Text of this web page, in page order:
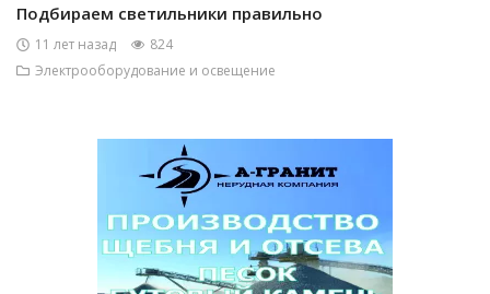
Подбираем светильники правильно
11 лет назад
824
Электрооборудование и освещение